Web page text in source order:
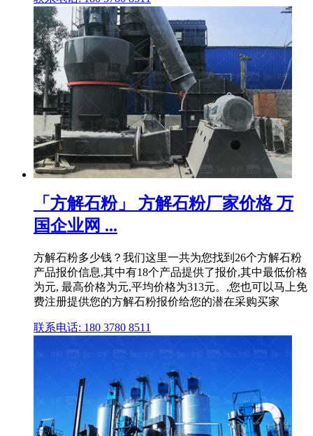
「方解石粉」 方解石粉厂家价格 万
国企业网 ...
方解石粉多少钱？我们这里一共为您找到26个方解石粉
产品报价信息,其中有18个产品提供了报价,其中最低价格
为元, 最高价格为元,平均价格为313元。,您也可以马上免
费注册提供您的方解石粉报价给您的潜在采购买家
联系电话: 180 3780 8511